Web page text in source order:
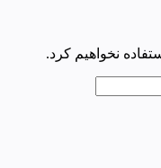
نخواهیم کرد.